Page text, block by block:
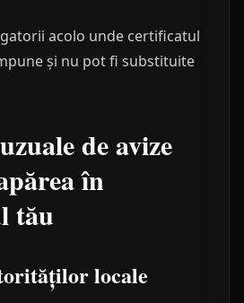
acolo unde certificatul
și nu pot fi substituite
de avize
în
tău
locale